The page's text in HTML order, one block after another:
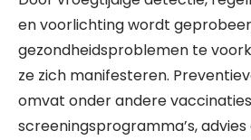
en voorlichting wordt
gezondheidsproblemen te
ze zich manifesteren.
omvat onder andere
screeningsprogramma’s,